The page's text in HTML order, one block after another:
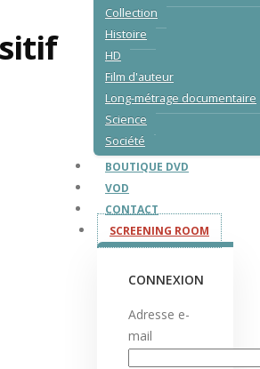
Collection
Histoire
HD
Film d'auteur
Long-métrage documentaire
Science
Société
BOUTIQUE DVD
VOD
CONTACT
SCREENING ROOM
CONNEXION
Adresse e-
mail